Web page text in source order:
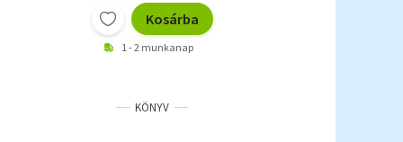
Kosárba
1 - 2 munkanap
KÖNYV